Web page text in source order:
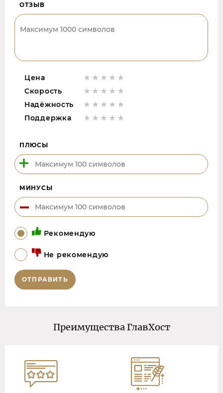
ОТЗЫВ
Цена
Скорость
Надёжность
Поддержка
ПЛЮСЫ
МИНУСЫ
Рекомендую
Не рекомендую
ОТПРАВИТЬ
Преимущества ГлавХост